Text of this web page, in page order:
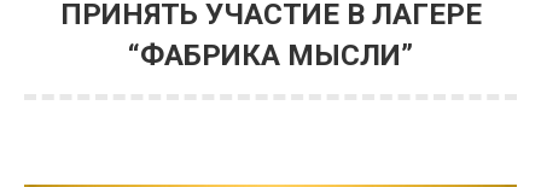
ПРИНЯТЬ УЧАСТИЕ В ЛАГЕРЕ
“ФАБРИКА МЫСЛИ”